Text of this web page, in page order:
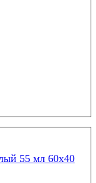
55 мл 60х40